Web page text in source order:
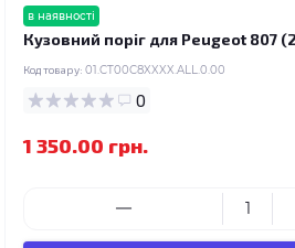
в наявності
Кузовний поріг для Peugeot 807
Код товару: 01.CT00C8XXXX.ALL.0.00
0
1 350.00 грн.